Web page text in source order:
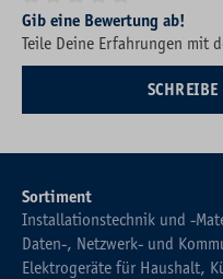
Durchschnittliche Bewertung
Gib eine Bewertung ab!
Teile Deine Erfahrungen mit
Sortiment
Installationstechnik und -
Daten-, Netzwerk- und
Elektrogeräte für Haushalt,